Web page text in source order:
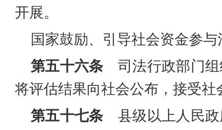
开展。
国家鼓励、引导社会资金参
第五十六条 司法行政部门组
将评估结果向社会公布，接受社
第五十七条 县级以上人民政